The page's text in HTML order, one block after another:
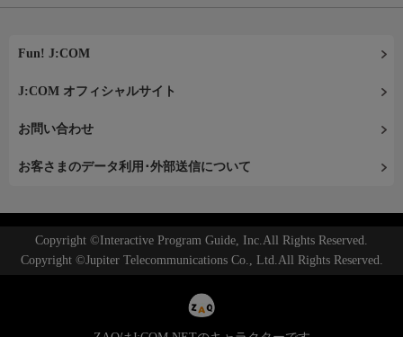
Fun! J:COM
J:COM オフィシャルサイト
お問い合わせ
お客さまのデータ利用･外部送信について
Copyright ©Interactive Program Guide, Inc.All Rights Reserved.
Copyright ©Jupiter Telecommunications Co., Ltd.All Rights Reserved.